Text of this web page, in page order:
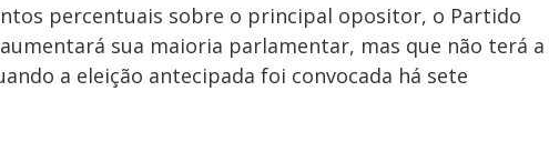
percentuais sobre o principal opositor, o Partido
sua maioria parlamentar, mas que não terá a
a eleição antecipada foi convocada há sete